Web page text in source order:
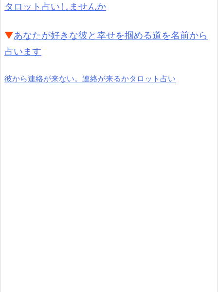
タロット占いしませんか
▼あなたが好きな彼と幸せを掴める道を名前から
占います
彼から連絡が来ない。連絡が来るかタロット占い